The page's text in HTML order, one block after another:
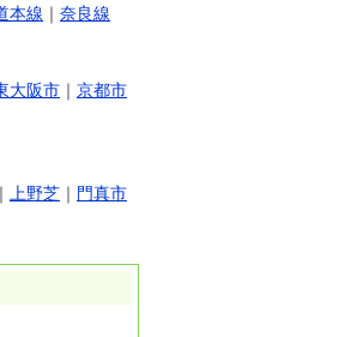
本線 ｜ 奈良線
大阪市 ｜ 京都市
｜ 上野芝 ｜ 門真市